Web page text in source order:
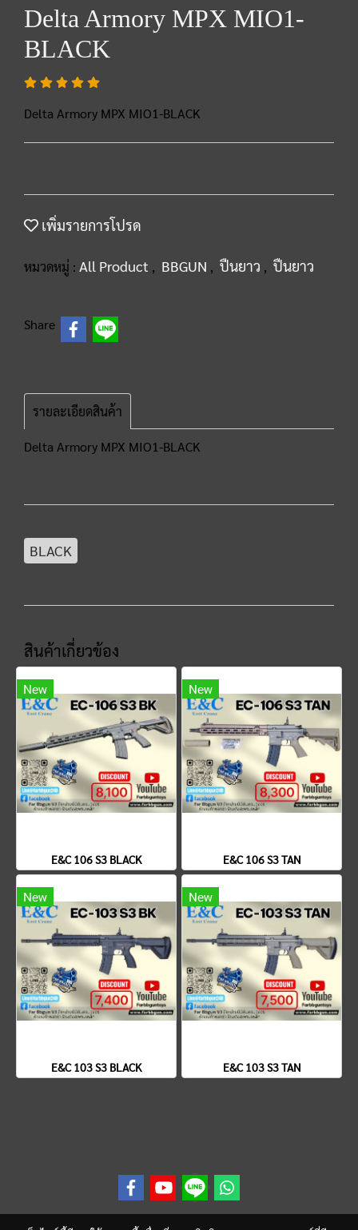
Delta Armory MPX MIO1-
BLACK
Delta Armory MPX MIO1-BLACK
เพิ่มรายการโปรด
หมวดหมู่ : All Product , BBGUN , ปืนยาว , ปืนยาว
Share
รายละเอียดสินค้า
Delta Armory MPX MIO1-BLACK
BLACK
สินค้าเกี่ยวข้อง
New
E&C 106 S3 BLACK
New
E&C 106 S3 TAN
New
E&C 103 S3 BLACK
New
E&C 103 S3 TAN